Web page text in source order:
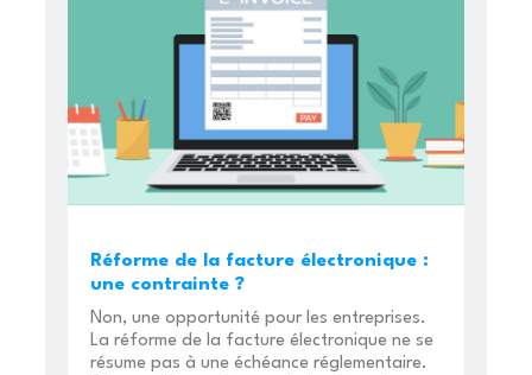
Réforme de la facture électronique :
une contrainte ?
Non, une opportunité pour les entreprises.
La réforme de la facture électronique ne se
résume pas à une échéance réglementaire.